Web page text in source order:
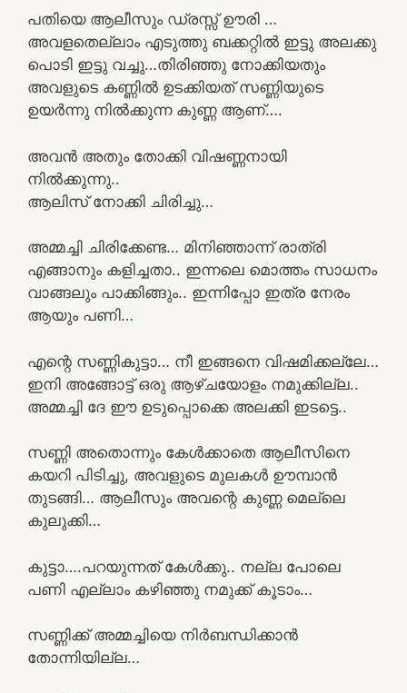
പതിയെ ആലീസും ഡ്രസ്സ് ഊരി …
അവളതെല്ലാം എടുത്തു ബക്കറ്റിൽ ഇട്ടു അലക്കു
പൊടി ഇട്ടു വച്ചു…തിരിഞ്ഞു നോക്കിയതും
അവളുടെ കണ്ണിൽ ഉടക്കിയത് സണ്ണിയുടെ
ഉയർന്നു നിൽക്കുന്ന കുണ്ണ ആണ്….
അവൻ അതും തോക്കി വിഷണ്ണനായി
നിൽക്കുന്നു..
ആലിസ് നോക്കി ചിരിച്ചു…
അമ്മച്ചി ചിരിക്കേണ്ട… മിനിഞ്ഞാന്ന് രാത്രി
എങ്ങാനും കളിച്ചതാ.. ഇന്നലെ മൊത്തം സാധനം
വാങ്ങലും പാക്കിങ്ങും.. ഇന്നിപ്പോ ഇത്ര നേരം
ആയും പണി…
എന്റെ സണ്ണികുട്ടാ… നീ ഇങ്ങനെ വിഷമിക്കല്ലേ…
ഇനി അങ്ങോട്ട് ഒരു ആഴ്ചയോളം നമുക്കില്ല..
അമ്മച്ചി ദേ ഈ ഉടുപ്പൊക്കെ അലക്കി ഇടട്ടെ..
സണ്ണി അതൊന്നും കേൾക്കാതെ ആലീസിനെ
കയറി പിടിച്ചു, അവളുടെ മുലകൾ ഊമ്പാൻ
തുടങ്ങി… ആലീസും അവന്റെ കുണ്ണ മെല്ലെ
കുലുക്കി…
കുട്ടാ….പറയുന്നത് കേൾക്കു.. നല്ല പോലെ
പണി എല്ലാം കഴിഞ്ഞു നമുക്ക് കൂടാം…
സണ്ണിക്ക് അമ്മച്ചിയെ നിർബന്ധിക്കാൻ
തോന്നിയില്ല…